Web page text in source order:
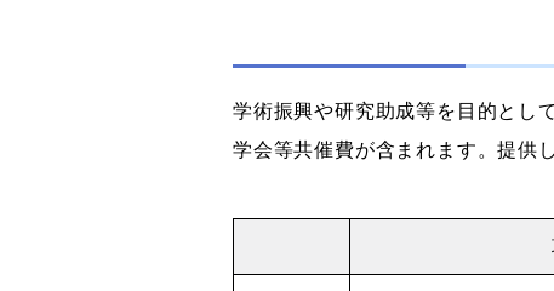
学術振興や研究助成等を目的とし
学会等共催費が含まれます。提供